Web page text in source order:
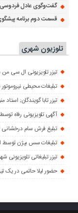
گفت‌وگوی عادل
قسمت دوم برنامه
تلوزیون شهری
تیزر تلویزیونی ال سی
تبلیغات محیطی
تیزر تابا گویندگان; استاد
آگهی تلویزیونی رفاه
تبلیغ فرش سام درخشانی
تبلیغات سس بیژن توسط
تیزر تبلیغاتی تلویزیونی
حضور لیلا حاتمی در یک